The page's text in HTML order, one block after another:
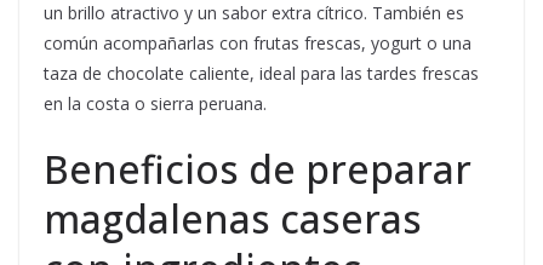
un brillo atractivo y un sabor extra cítrico. También es
común acompañarlas con frutas frescas, yogurt o una
taza de chocolate caliente, ideal para las tardes frescas
en la costa o sierra peruana.
Beneficios de preparar
magdalenas caseras